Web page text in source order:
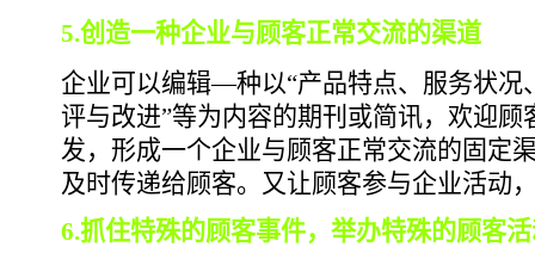
5.创造一种企业与顾客正常交流的渠道
企业可以编辑—种以“产品特点、服务状况
评与改进”等为内容的期刊或简讯，欢迎
发，形成一个企业与顾客正常交流的固定
及时传递给顾客。又让顾客参与企业活动
6.抓住特殊的顾客事件，举办特殊的顾客